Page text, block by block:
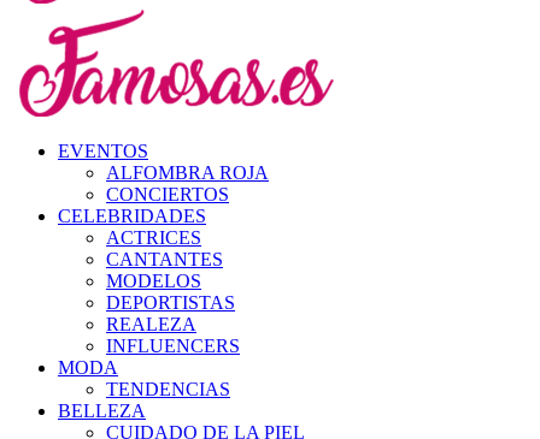
EVENTOS
ALFOMBRA ROJA
CONCIERTOS
CELEBRIDADES
ACTRICES
CANTANTES
MODELOS
DEPORTISTAS
REALEZA
INFLUENCERS
MODA
TENDENCIAS
BELLEZA
CUIDADO DE LA PIEL